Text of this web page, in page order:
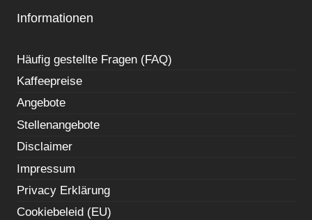
Informationen
Häufig gestellte Fragen (FAQ)
Kaffeepreise
Angebote
Stellenangebote
Disclaimer
Impressum
Privacy Erklärung
Cookiebeleid (EU)